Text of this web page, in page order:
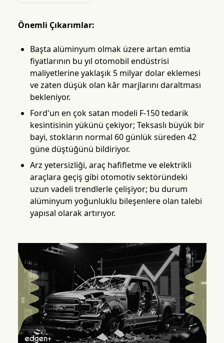
Önemli Çıkarımlar:
Başta alüminyum olmak üzere artan emtia
fiyatlarının bu yıl otomobil endüstrisi
maliyetlerine yaklaşık 5 milyar dolar eklemesi
ve zaten düşük olan kâr marjlarını daraltması
bekleniyor.
Ford'un en çok satan modeli F-150 tedarik
kesintisinin yükünü çekiyor; Teksaslı büyük bir
bayi, stokların normal 60 günlük süreden 42
güne düştüğünü bildiriyor.
Arz yetersizliği, araç hafifletme ve elektrikli
araçlara geçiş gibi otomotiv sektöründeki
uzun vadeli trendlerle çelişiyor; bu durum
alüminyum yoğunluklu bileşenlere olan talebi
yapısal olarak artırıyor.